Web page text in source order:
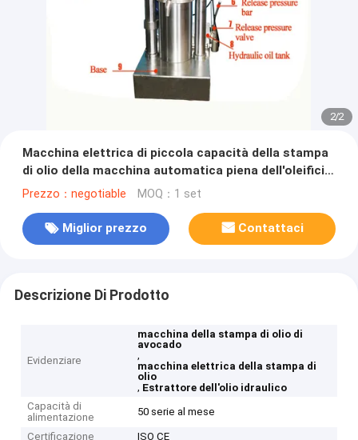
2/2
Macchina elettrica di piccola capacità della stampa
di olio della macchina automatica piena dell'oleificio
per i semi oleaginosi
Prezzo：negotiable MOQ：1 set
Miglior prezzo Contattaci
Descrizione Di Prodotto
Evidenziare
macchina della stampa di olio di
avocado
,
macchina elettrica della stampa di
olio
, Estrattore dell'olio idraulico
Capacità di
alimentazione
50 serie al mese
Certificazione
ISO CE